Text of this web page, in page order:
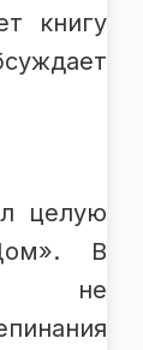
книгу
целую
В
не